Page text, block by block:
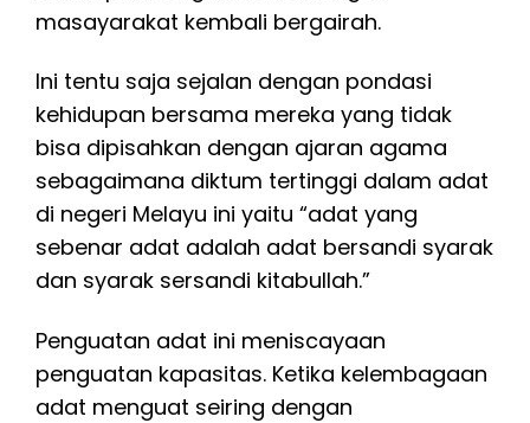
masayarakat kembali bergairah.
Ini tentu saja sejalan dengan pondasi
kehidupan bersama mereka yang tidak
bisa dipisahkan dengan ajaran agama
sebagaimana diktum tertinggi dalam adat
di negeri Melayu ini yaitu “adat yang
sebenar adat adalah adat bersandi syarak
dan syarak sersandi kitabullah.”
Penguatan adat ini meniscayaan
penguatan kapasitas. Ketika kelembagaan
adat menguat seiring dengan